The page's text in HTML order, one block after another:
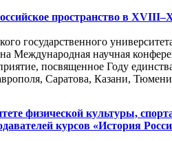
пространство в
государственного
Международная научная
посвященное Году
Саратова, Казани,
физической культуры,
курсов «История